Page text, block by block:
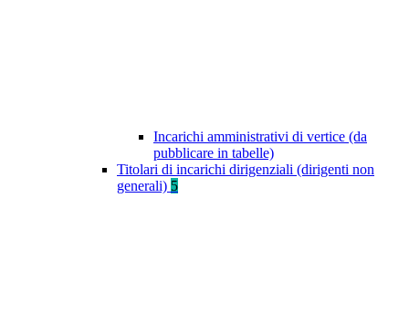
Incarichi amministrativi di vertice (da
pubblicare in tabelle)
Titolari di incarichi dirigenziali (dirigenti non
generali) 5